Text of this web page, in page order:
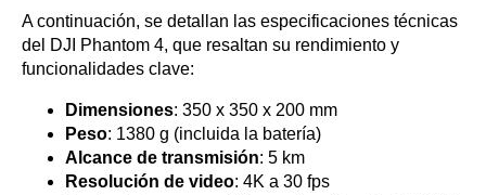
A continuación, se detallan las especificaciones técnicas
del DJI Phantom 4, que resaltan su rendimiento y
funcionalidades clave:
Dimensiones: 350 x 350 x 200 mm
Peso: 1380 g (incluida la batería)
Alcance de transmisión: 5 km
Resolución de video: 4K a 30 fps